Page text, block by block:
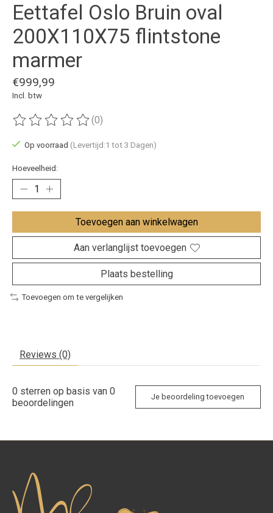
Eettafel Oslo Bruin oval
200X110X75 flintstone
marmer
€999,99
Incl. btw
De beoordeling van dit product is
(0)
Op voorraad (Levertijd:1 tot 3 Dagen)
Hoeveelheid:
Toevoegen aan winkelwagen
Aan verlanglijst toevoegen
Plaats bestelling
Toevoegen om te vergelijken
Reviews (0)
0 sterren op basis van 0
beoordelingen
Je beoordeling toevoegen